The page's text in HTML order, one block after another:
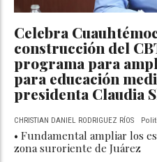
Celebra
construcción del
programa para
para educación
presidenta Claudia
CHRISTIAN DANIEL RODRIGUEZ RÍOS
• Fundamental ampliar los
zona suroriente de Juárez